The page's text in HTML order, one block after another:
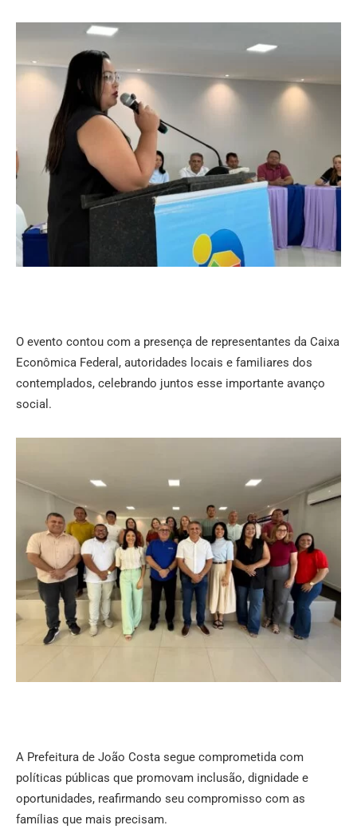
O evento contou com a presença de representantes da Caixa
Econômica Federal, autoridades locais e familiares dos
contemplados, celebrando juntos esse importante avanço
social.
A Prefeitura de João Costa segue comprometida com
políticas públicas que promovam inclusão, dignidade e
oportunidades, reafirmando seu compromisso com as
famílias que mais precisam.